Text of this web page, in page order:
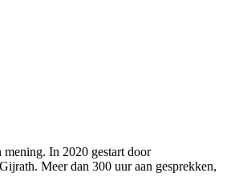
mening. In 2020 gestart door
Meer dan 300 uur aan gesprekken,